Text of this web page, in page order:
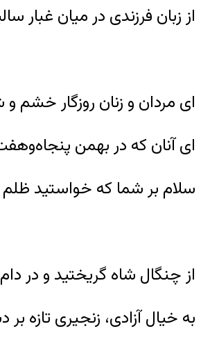
از زبان فرزندی در میان غبار
ای مردان و زنان روزگار خشم و
ای آنان که در بهمن پنجاه‌وهفت ۵۷، برف را به جای شکوفه گرفتید و بر شاخه یخ‌زده امید لانه
سلام بر شما که خواستید ظلم
از چنگال شاه گریختید و در
به خیال آزادی، زنجیری تازه